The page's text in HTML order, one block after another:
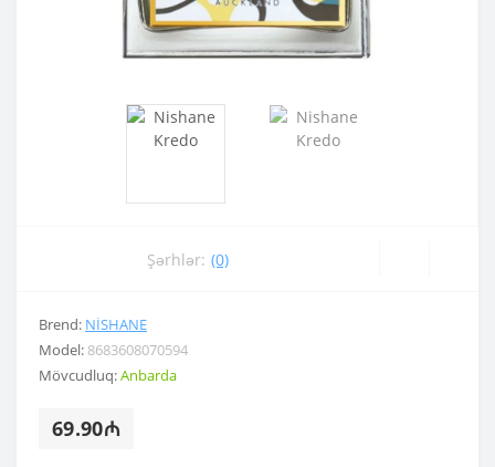
Şərhlər: (0)
Brend: NISHANE
Model: 8683608070594
Mövcudluq:Anbarda
69.90₼